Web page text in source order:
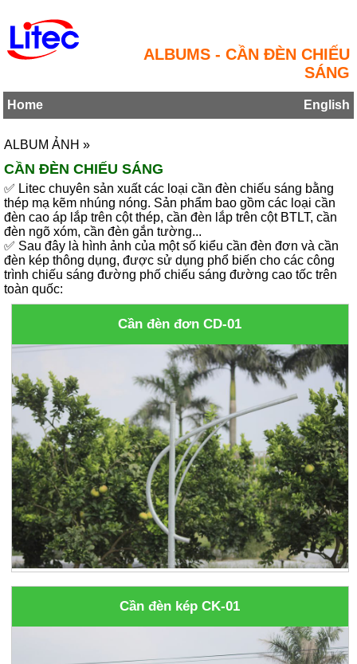
ALBUMS - CẦN ĐÈN CHIẾU
SÁNG
Home English
ALBUM ẢNH »
CẦN ĐÈN CHIẾU SÁNG
✅ Litec chuyên sản xuất các loại cần đèn chiếu sáng bằng
thép mạ kẽm nhúng nóng. Sản phẩm bao gồm các loại cần
đèn cao áp lắp trên cột thép, cần đèn lắp trên cột BTLT, cần
đèn ngõ xóm, cần đèn gắn tường...
✅ Sau đây là hình ảnh của một số kiểu cần đèn đơn và cần
đèn kép thông dụng, được sử dụng phổ biến cho các công
trình chiếu sáng đường phố chiếu sáng đường cao tốc trên
toàn quốc:
Cần đèn đơn CD-01
Cần đèn kép CK-01